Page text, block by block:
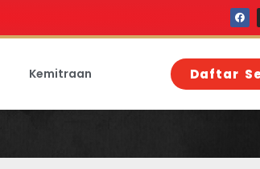
Kemitraan Daftar